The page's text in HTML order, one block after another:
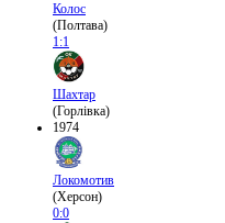
Колос
(Полтава)
1:1
Шахтар
(Горлівка)
1974
Локомотив
(Херсон)
0:0